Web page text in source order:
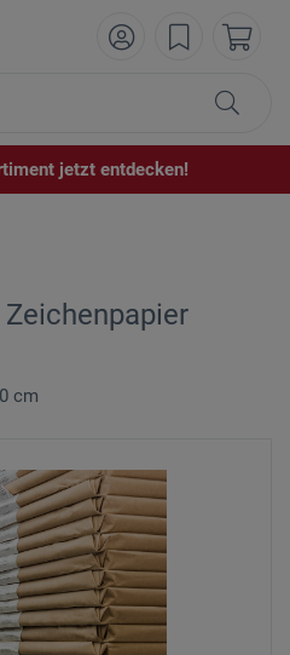
jetzt entdecken!
cm